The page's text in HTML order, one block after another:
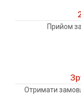
Прийом
Отримати